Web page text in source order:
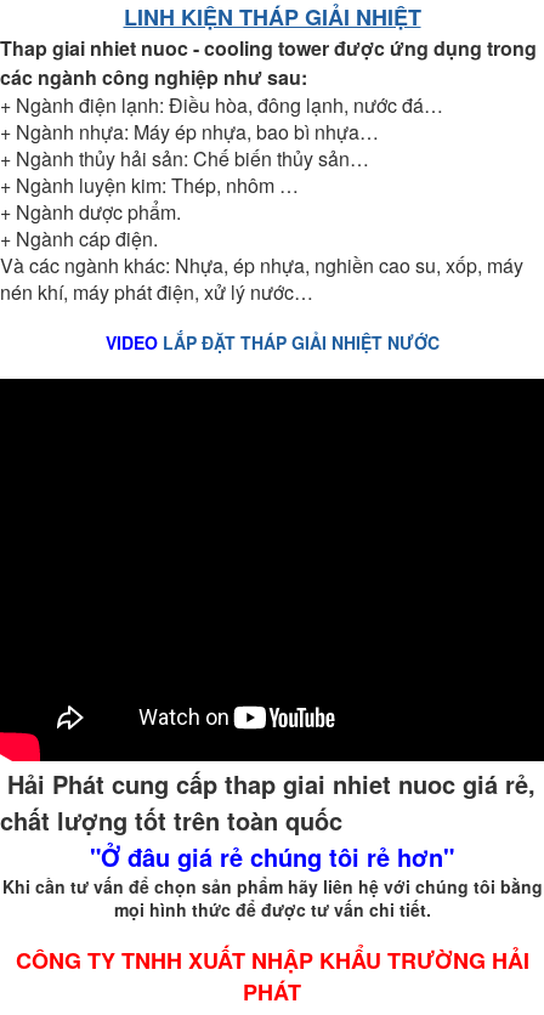
LINH KIỆN THÁP GIẢI NHIỆT
Thap giai nhiet nuoc - cooling towerđược ứng dụng trong
các ngành công nghiệp như sau:
+ Ngành điện lạnh: Điều hòa, đông lạnh, nước đá…
+ Ngành nhựa: Máy ép nhựa, bao bì nhựa…
+ Ngành thủy hải sản: Chế biến thủy sản…
+ Ngành luyện kim: Thép, nhôm …
+ Ngành dược phẩm.
+ Ngành cáp điện.
Và các ngành khác: Nhựa, ép nhựa, nghiền cao su, xốp, máy
nén khí, máy phát điện, xử lý nước…
VIDEO LẮP ĐẶT THÁP GIẢI NHIỆT NƯỚC
Hải Phát cung cấp thap giai nhiet nuoc giá rẻ,
chất lượng tốt trên toàn quốc
"Ở đâu giá rẻ chúng tôi rẻ hơn"
Khi cần tư vấn để chọn sản phẩm hãy liên hệ với chúng tôi bằng
mọi hình thức để được tư vấn chi tiết.
CÔNG TY TNHH XUẤT NHẬP KHẨU TRƯỜNG HẢI
PHÁT